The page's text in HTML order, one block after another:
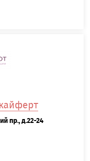
пр., д.22-24